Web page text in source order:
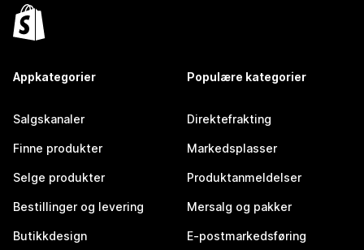
Appkategorier
Salgskanaler
Finne produkter
Selge produkter
Bestillinger og levering
Butikkdesign
Populære kategorier
Direktefrakting
Markedsplasser
Produktanmeldelser
Mersalg og pakker
E-postmarkedsføring